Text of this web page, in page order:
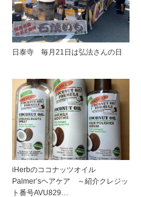
日泰寺 毎月21日は弘法さんの日
iHerbのココナッツオイル
Palmer’sヘアケア ～紹介クレジッ
ト番号AVU829…